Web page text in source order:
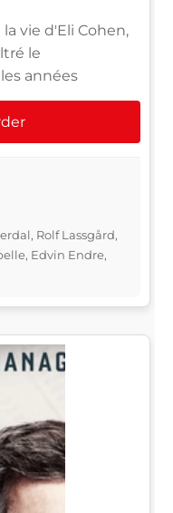
vie d'Eli Cohen,
le
années
Rolf Lassgård,
Edvin Endre,